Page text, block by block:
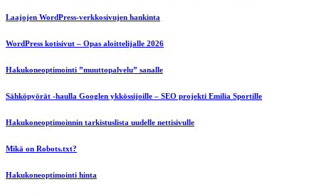
Laajojen WordPress-verkkosivujen hankinta
WordPress kotisivut – Opas aloittelijalle 2026
Hakukoneoptimointi ”muuttopalvelu” sanalle
Sähköpyörät -haulla Googlen ykkössijoille – SEO projekti Emilia Sportille
Hakukoneoptimoinnin tarkistuslista uudelle nettisivulle
Mikä on Robots.txt?
Hakukoneoptimointi hinta